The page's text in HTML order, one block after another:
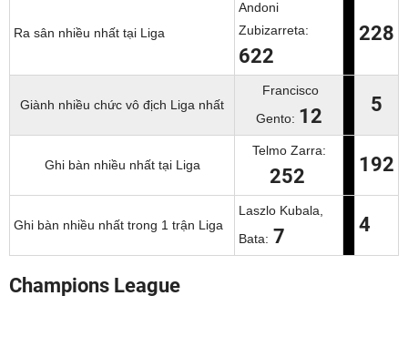
Ra sân nhiều nhất tại Liga
Andoni
Zubizarreta:
622
228
Giành nhiều chức vô địch Liga nhất
Francisco
Gento: 12
5
Ghi bàn nhiều nhất tại Liga
Telmo Zarra:
252
192
Ghi bàn nhiều nhất trong 1 trận Liga
Laszlo Kubala,
Bata: 7
4
Champions League